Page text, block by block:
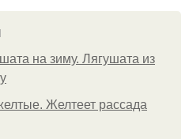
на зиму. Лягушата из
Желтеет рассада